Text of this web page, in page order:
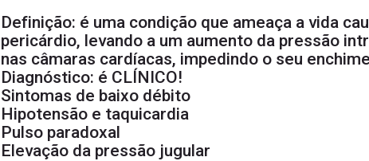
Definição: é uma condição que ameaça a vida
pericárdio, levando a um aumento da pressão
nas câmaras cardíacas, impedindo o seu
Diagnóstico: é CLÍNICO!
Sintomas de baixo débito
Hipotensão e taquicardia
Pulso paradoxal
Elevação da pressão jugular